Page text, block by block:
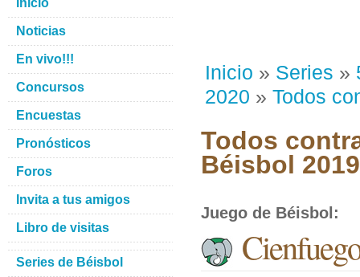
Inicio » Series »
2020 » Todos
Todos
Béisbol
Juego de Béisbol :
Inicio
Noticias
En vivo!!!
Concursos
Encuestas
Pronósticos
Foros
Invita a tus amigos
Libro de visitas
Series de Béisbol